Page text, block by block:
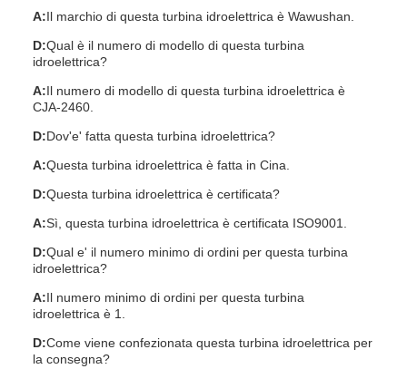
A:Il marchio di questa turbina idroelettrica è Wawushan.
D:Qual è il numero di modello di questa turbina
idroelettrica?
A:Il numero di modello di questa turbina idroelettrica è
CJA-2460.
D:Dov'e' fatta questa turbina idroelettrica?
A:Questa turbina idroelettrica è fatta in Cina.
D:Questa turbina idroelettrica è certificata?
A:Sì, questa turbina idroelettrica è certificata ISO9001.
D:Qual e' il numero minimo di ordini per questa turbina
idroelettrica?
A:Il numero minimo di ordini per questa turbina
idroelettrica è 1.
D:Come viene confezionata questa turbina idroelettrica per
la consegna?